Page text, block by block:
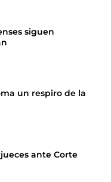
siguen
un respiro de la
ante Corte